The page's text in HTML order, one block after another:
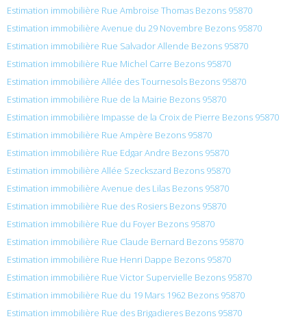
Estimation immobilière Rue Ambroise Thomas Bezons 95870
Estimation immobilière Avenue du 29 Novembre Bezons 95870
Estimation immobilière Rue Salvador Allende Bezons 95870
Estimation immobilière Rue Michel Carre Bezons 95870
Estimation immobilière Allée des Tournesols Bezons 95870
Estimation immobilière Rue de la Mairie Bezons 95870
Estimation immobilière Impasse de la Croix de Pierre Bezons 95870
Estimation immobilière Rue Ampère Bezons 95870
Estimation immobilière Rue Edgar Andre Bezons 95870
Estimation immobilière Allée Szeckszard Bezons 95870
Estimation immobilière Avenue des Lilas Bezons 95870
Estimation immobilière Rue des Rosiers Bezons 95870
Estimation immobilière Rue du Foyer Bezons 95870
Estimation immobilière Rue Claude Bernard Bezons 95870
Estimation immobilière Rue Henri Dappe Bezons 95870
Estimation immobilière Rue Victor Supervielle Bezons 95870
Estimation immobilière Rue du 19 Mars 1962 Bezons 95870
Estimation immobilière Rue des Brigadieres Bezons 95870